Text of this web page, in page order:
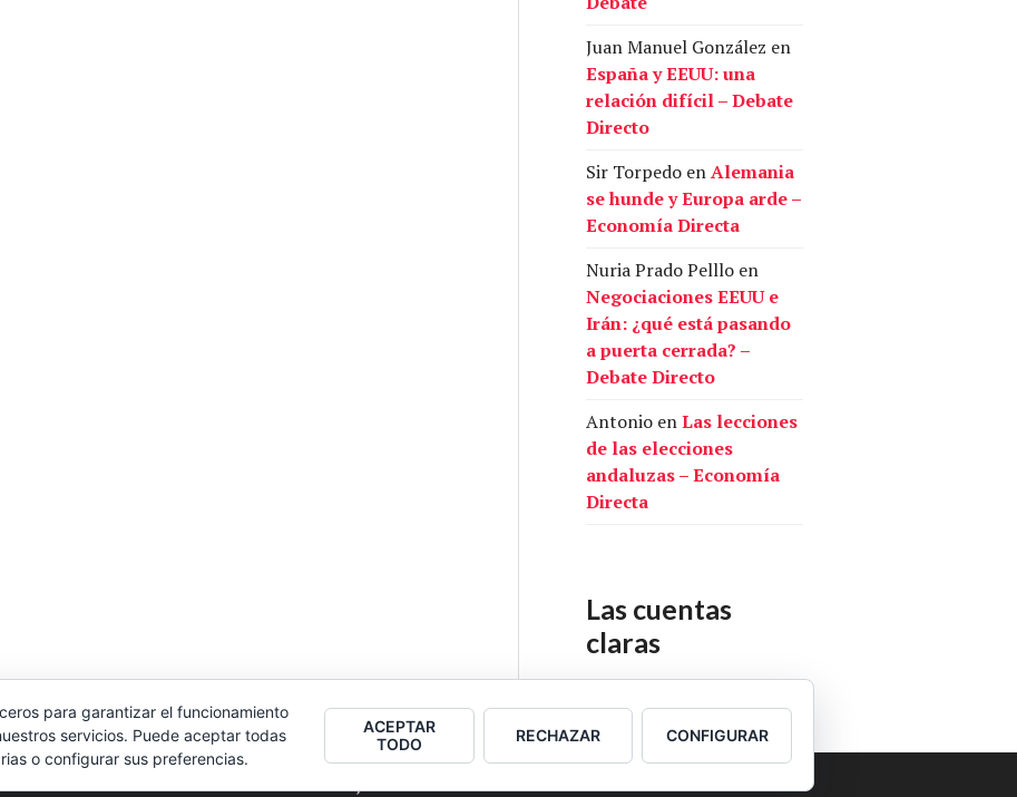
Juan Manuel González en
España y EEUU: una
relación difícil – Debate
Directo
Sir Torpedo enAlemania
se hunde y Europa arde –
Economía Directa
Nuria Prado Pelllo en
Negociaciones EEUU e
Irán: ¿qué está pasando
a puerta cerrada? –
Debate Directo
Antonio enLas lecciones
de las elecciones
andaluzas – Economía
Directa
Las cuentas
claras
Nuestras cuentas
2026 Colectivo Burbuja
para garantizar el funcionamiento
servicios. Puede aceptar todas
o configurar sus preferencias.
ACEPTAR
TODO
RECHAZAR CONFIGURAR